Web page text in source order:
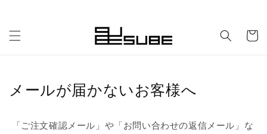
ー
メールが届かないお客様へ
「ご注文確認メール」や「お問い合わせの返信メール」な